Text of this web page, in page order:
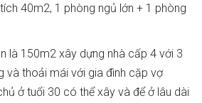
40m2, 1 phòng ngủ lớn + 1 phòng
là 150m2 xây dựng nhà cấp 4 với 3
và thoải mái với gia đình cặp vợ
ở tuổi 30 có thể xây và để ở lâu dài